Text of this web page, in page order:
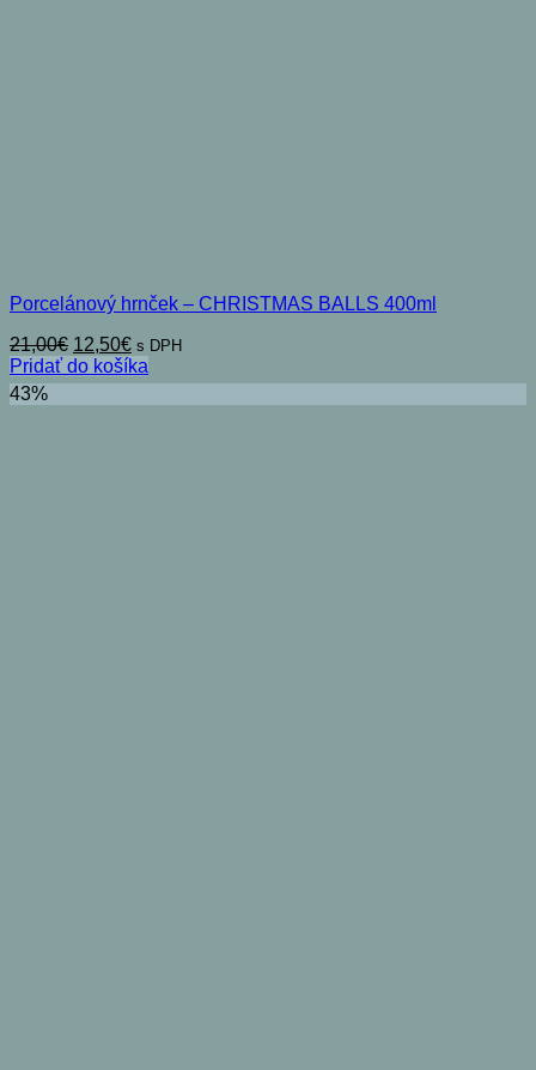
Porcelánový hrnček – CHRISTMAS BALLS 400ml
21,00€ Pôvodná
cena
bola:
21,00€.
12,50€Aktuálna
cena
je:
12,50€.
s DPH
Pridať do košíka
43%